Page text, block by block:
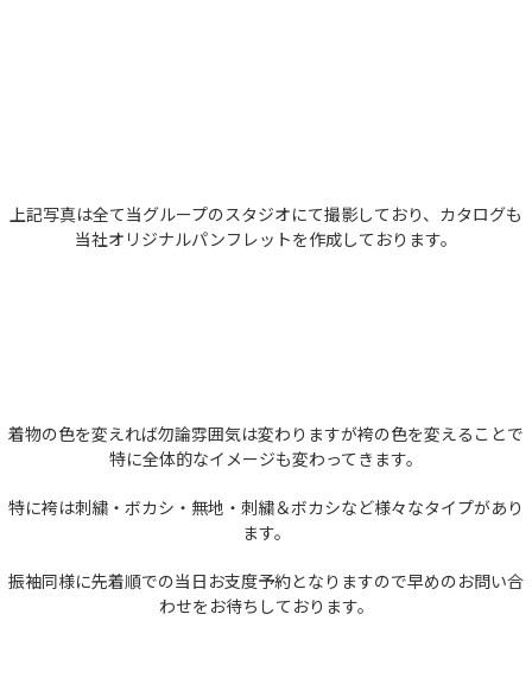
上記写真は全て当グループのスタジオにて撮影しており、カタログも
当社オリジナルパンフレットを作成しております。
着物の色を変えれば勿論雰囲気は変わりますが袴の色を変えることで
特に全体的なイメージも変わってきます。
特に袴は刺繍・ボカシ・無地・刺繍＆ボカシなど様々なタイプがあり
ます。
振袖同様に先着順での当日お支度予約となりますので早めのお問い合
わせをお待ちしております。